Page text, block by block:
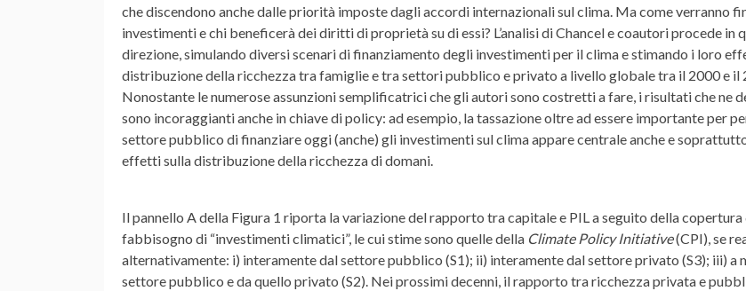
che discendono anche dalle priorità imposte dagli accordi internazionali sul clima. Ma come verranno
investimenti e chi beneficerà dei diritti di proprietà su di essi? L’analisi di Chancel e coautori procede in
direzione, simulando diversi scenari di finanziamento degli investimenti per il clima e stimando i loro
distribuzione della ricchezza tra famiglie e tra settori pubblico e privato a livello globale tra il 2000 e il
Nonostante le numerose assunzioni semplificatrici che gli autori sono costretti a fare, i risultati che ne
sono incoraggianti anche in chiave di policy: ad esempio, la tassazione oltre ad essere importante per
settore pubblico di finanziare oggi (anche) gli investimenti sul clima appare centrale anche e
effetti sulla distribuzione della ricchezza di domani.
Il pannello A della Figura 1 riporta la variazione del rapporto tra capitale e PIL a seguito della copertura
fabbisogno di “investimenti climatici”, le cui stime sono quelle della Climate Policy Initiative(CPI), se
alternativamente: i) interamente dal settore pubblico (S1); ii) interamente dal settore privato (S3); iii) a
settore pubblico e da quello privato (S2). Nei prossimi decenni, il rapporto tra ricchezza privata e